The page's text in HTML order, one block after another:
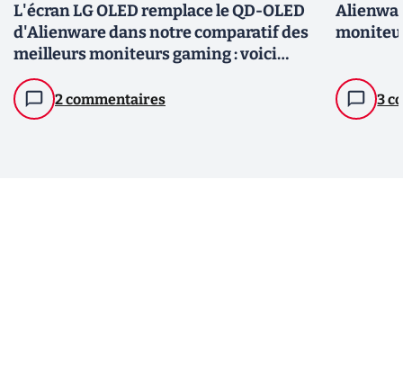
L'écran LG OLED remplace le QD-OLED
d'Alienware dans notre comparatif des
meilleurs moniteurs gaming : voici
pourquoi
2 commentaires 3